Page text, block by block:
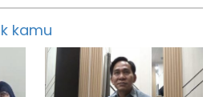
kamu